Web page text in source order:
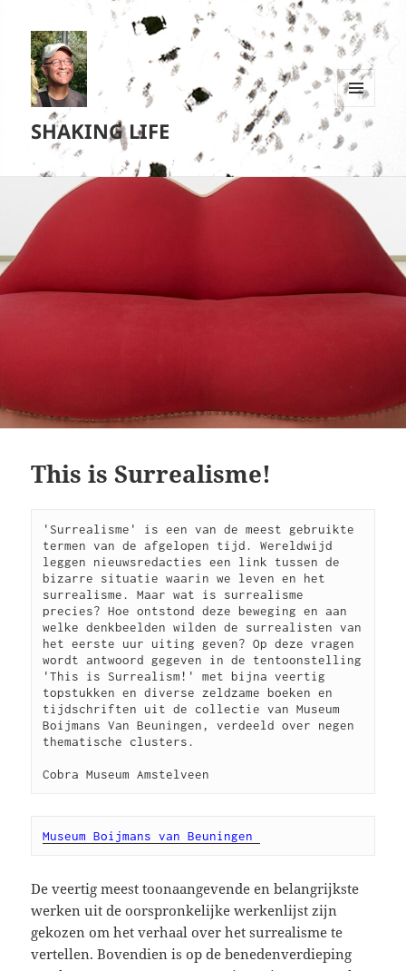
SHAKING LIFE
MENU
WIDGETS
This is Surrealisme!
'Surrealisme' is een van de meest gebruikte
termen van de afgelopen tijd. Wereldwijd
leggen nieuwsredacties een link tussen de
bizarre situatie waarin we leven en het
surrealisme. Maar wat is surrealisme
precies? Hoe ontstond deze beweging en aan
welke denkbeelden wilden de surrealisten van
het eerste uur uiting geven? Op deze vragen
wordt antwoord gegeven in de tentoonstelling
'This is Surrealism!' met bijna veertig
topstukken en diverse zeldzame boeken en
tijdschriften uit de collectie van Museum
Boijmans Van Beuningen, verdeeld over negen
thematische clusters.
Cobra Museum Amstelveen
Museum Boijmans van Beuningen
De veertig meest toonaangevende en belangrijkste
werken uit de oorspronkelijke werkenlijst zijn
gekozen om het verhaal over het surrealisme te
vertellen. Bovendien is op de benedenverdieping